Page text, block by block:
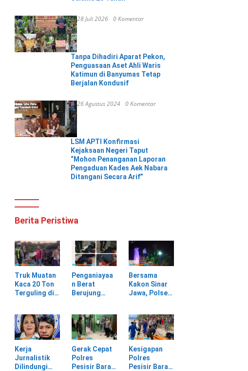
28 Juli 2026 0 Komentar
Tanpa Dihadiri Aparat Pekon,
Penguasaan Aset Ahli Waris
Katimun di Banyumas Tetap
Berjalan Kondusif
26 Agustus 2024 0 Komentar
LSM APTI Konfirmasi
Kejaksaan Negeri Taput
“Mohon Penanganan Laporan
Pengaduan Kades Aek Nabara
Ditangani Secara Arif”
Berita Peristiwa
Truk Muatan
Kaca 20 Ton
Terguling di
Kali
Bambang,
Pesisir Barat
Penganiayaa
n Berat
Berujung
Lingga Tewas
di Rumah
Sendiri
Bersama
Kakon Sinar
Jawa, Polsek
Gerak Cepat
Evakuasi
Material
Longsor
Kerja
Jurnalistik
Dilindungi
Gerak Cepat
Polres
Pesisir Barat
Kesigapan
Polres
Pesisir Barat